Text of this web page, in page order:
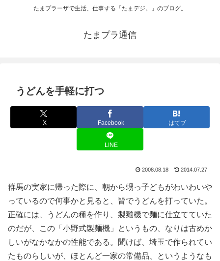
たまプラーザで生活、仕事する「たまデジ。」のブログ。
たまプラ通信
うどんを手軽に打つ
X Facebook はてブ
LINE
2008.08.18 2014.07.27
群馬の実家に帰った際に、朝から甥っ子どもがわいわいや
っているので何事かと見ると、皆でうどんを打っていた。
正確には、うどんの種を作り、製麺機で麺に仕立てていた
のだが、この「小野式製麺機」というもの、なりは古めか
しいがなかなかの性能である。聞けば、埼玉で作られてい
たものらしいが、ほとんど一家の常備品、というようなも